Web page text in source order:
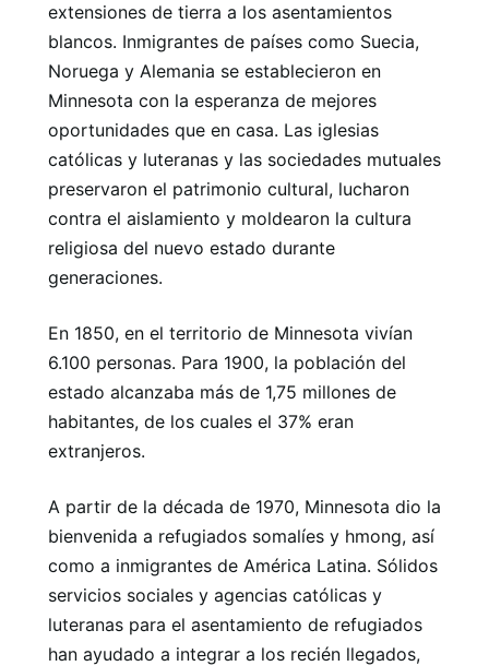
extensiones de tierra a los asentamientos
blancos. Inmigrantes de países como Suecia,
Noruega y Alemania se establecieron en
Minnesota con la esperanza de mejores
oportunidades que en casa. Las iglesias
católicas y luteranas y las sociedades mutuales
preservaron el patrimonio cultural, lucharon
contra el aislamiento y moldearon la cultura
religiosa del nuevo estado durante
generaciones.
En 1850, en el territorio de Minnesota vivían
6.100 personas. Para 1900, la población del
estado alcanzaba más de 1,75 millones de
habitantes, de los cuales el 37% eran
extranjeros.
A partir de la década de 1970, Minnesota dio la
bienvenida a refugiados somalíes y hmong, así
como a inmigrantes de América Latina. Sólidos
servicios sociales y agencias católicas y
luteranas para el asentamiento de refugiados
han ayudado a integrar a los recién llegados,